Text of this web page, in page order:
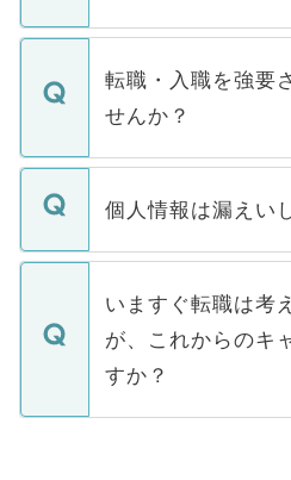
ます。通常、5営業
いただきますので、
マイナビDOCTORで
うち約3割は、Web
けない「非公開求人
下記の理由によって
ません。
■応募殺到を避ける
関を公にしてしまう
に、医療機関が求め
みを人材紹介会社に
ています。
転職・入職を強要
せんか？
転職・入職を強要す
ん。また、仮に応募
定を承諾する必要は
の辞退の連絡はキャ
個人情報は漏えい
個人情報が漏えいす
で、ご安心ください
などで収集したご登
ご本人のキャリアア
支援を目的に使用い
ているすべての個人
いますぐ転職は考
が、これからのキ
すか？